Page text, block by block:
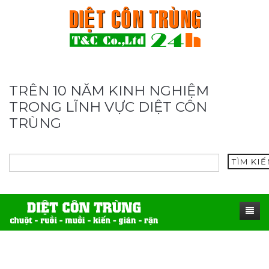
TRÊN 10 NĂM KINH NGHIỆM
TRONG LĨNH VỰC DIỆT CÔN
TRÙNG
TÌM